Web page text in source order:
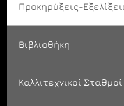
Προκηρύξεις-
Βιβλιοθήκη
Καλλιτεχνικοί Σταθμοί